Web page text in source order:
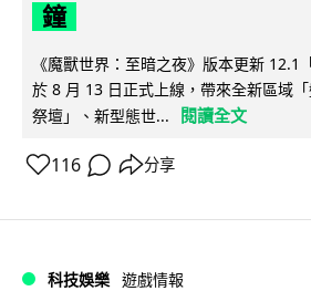
鐘
《魔獸世界：至暗之夜》版本更新 12.1
於 8 月 13 日正式上線，帶來全新區域
祭壇」、新型態世...
閱讀全文
116 分享
科技娛樂 遊戲情報